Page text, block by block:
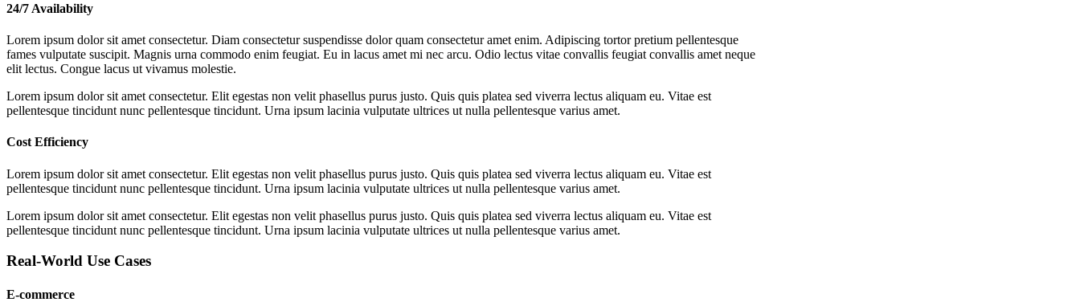
24/7 Availability
Lorem ipsum dolor sit amet consectetur. Diam consectetur suspendisse dolor quam consectetur amet enim. Adipiscing tortor pretium pellentesque
fames vulputate suscipit. Magnis urna commodo enim feugiat. Eu in lacus amet mi nec arcu. Odio lectus vitae convallis feugiat convallis amet neque
elit lectus. Congue lacus ut vivamus molestie.
Lorem ipsum dolor sit amet consectetur. Elit egestas non velit phasellus purus justo. Quis quis platea sed viverra lectus aliquam eu. Vitae est
pellentesque tincidunt nunc pellentesque tincidunt. Urna ipsum lacinia vulputate ultrices ut nulla pellentesque varius amet.
Cost Efficiency
Lorem ipsum dolor sit amet consectetur. Elit egestas non velit phasellus purus justo. Quis quis platea sed viverra lectus aliquam eu. Vitae est
pellentesque tincidunt nunc pellentesque tincidunt. Urna ipsum lacinia vulputate ultrices ut nulla pellentesque varius amet.
Lorem ipsum dolor sit amet consectetur. Elit egestas non velit phasellus purus justo. Quis quis platea sed viverra lectus aliquam eu. Vitae est
pellentesque tincidunt nunc pellentesque tincidunt. Urna ipsum lacinia vulputate ultrices ut nulla pellentesque varius amet.
Real-World Use Cases
E-commerce